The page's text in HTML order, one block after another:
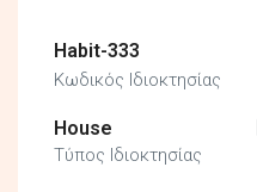
Habit-333
Κωδικός Ιδιοκτησίας
House
Τύπος Ιδιοκτησίας